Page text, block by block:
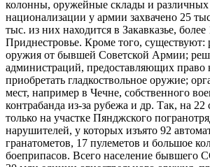
колонны, оружейные склады и
национализации у армии захвачено 25
тыс. из них находится в Закавказье,
Приднестровье. Кроме того, существуют:
оружия от бывшей Советской Армии;
администраций, предоставляющих право
приобретать гладкоствольное оружие;
мест, например в Чечне, собственного
контрабанда из-за рубежа и др. Так, на 22
только на участке Пянджского
нарушителей, у которых изъято 92
гранатометов, 17 пулеметов и большое
боеприпасов. Всего население бывшего